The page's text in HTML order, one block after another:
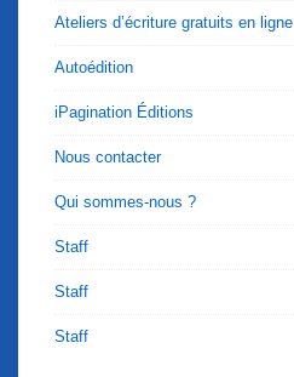
Ateliers d’écriture gratuits en ligne
Autoédition
iPagination Éditions
Nous contacter
Qui sommes-nous ?
Staff
Staff
Staff